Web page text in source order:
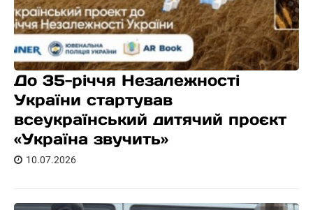
До 35-річчя Незалежності
України стартував
всеукраїнський дитячий проєкт
«Україна звучить»
10.07.2026